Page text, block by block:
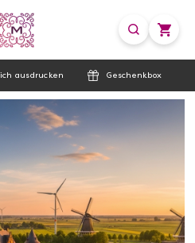
ausdrucken Geschenkbox